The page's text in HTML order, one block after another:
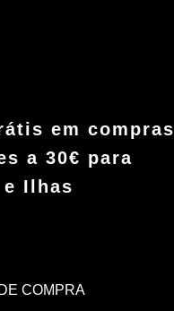
em compras
a 30€ para
Ilhas
COMPRA